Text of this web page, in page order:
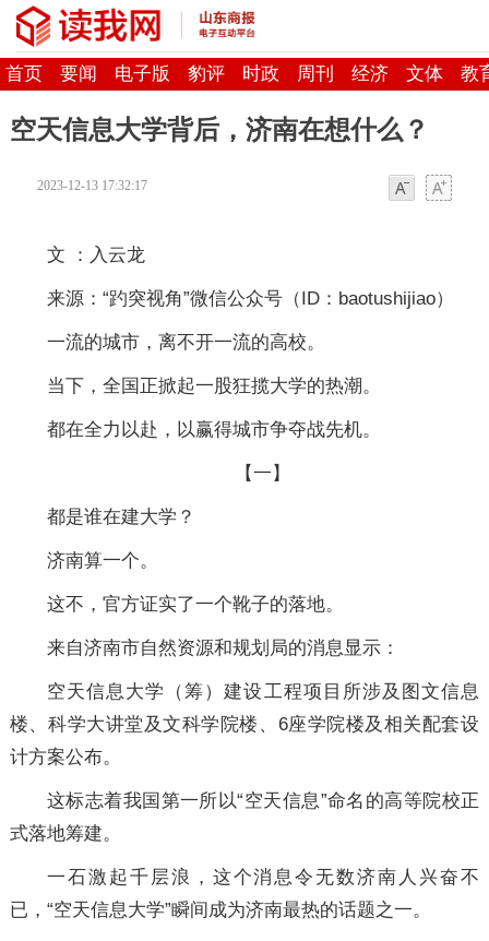
首页 要闻 电子版 豹评 时政 周刊 经济 文体 教
空天信息大学背后，济南在想什么？
2023-12-13 17:32:17
文 ：入云龙
来源：“趵突视角”微信公众号（ID：baotushijiao）
一流的城市，离不开一流的高校。
当下，全国正掀起一股狂揽大学的热潮。
都在全力以赴，以赢得城市争夺战先机。
【一】
都是谁在建大学？
济南算一个。
这不，官方证实了一个靴子的落地。
来自济南市自然资源和规划局的消息显示：
空天信息大学（筹）建设工程项目所涉及图文信息
楼、科学大讲堂及文科学院楼、6座学院楼及相关配套设
计方案公布。
这标志着我国第一所以“空天信息”命名的高等院校正
式落地筹建。
一石激起千层浪，这个消息令无数济南人兴奋不
已，“空天信息大学”瞬间成为济南最热的话题之一。